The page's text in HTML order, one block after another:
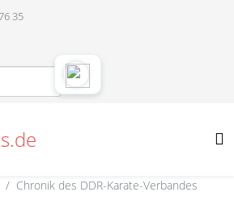
35
Chronik des DDR-Karate-Verbandes